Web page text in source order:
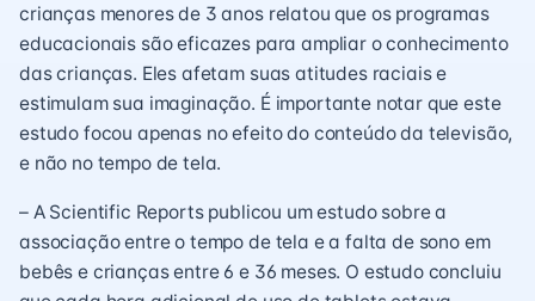
crianças menores de 3 anos relatou que os programas
educacionais são eficazes para ampliar o conhecimento
das crianças. Eles afetam suas atitudes raciais e
estimulam sua imaginação. É importante notar que este
estudo focou apenas no efeito do conteúdo da televisão,
e não no tempo de tela.
– A Scientific Reports publicou um estudo sobre a
associação entre o tempo de tela e a falta de sono em
bebês e crianças entre 6 e 36 meses. O estudo concluiu